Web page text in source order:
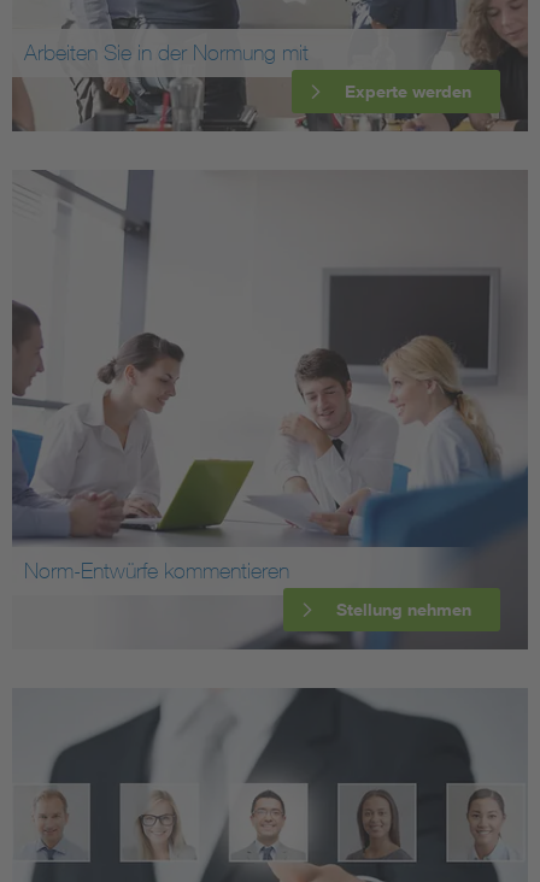
Arbeiten Sie in der Normung mit
Experte werden
Norm-Entwürfe kommentieren
Stellung nehmen